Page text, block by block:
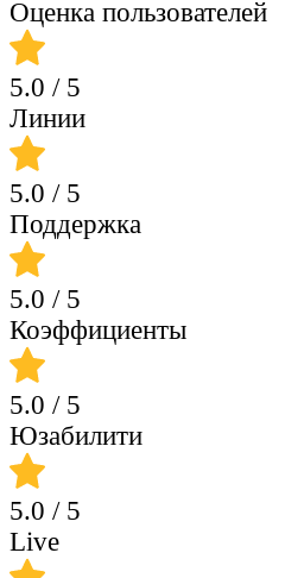
Оценка пользователей
5.0 / 5
Линии
5.0 / 5
Поддержка
5.0 / 5
Коэффициенты
5.0 / 5
Юзабилити
5.0 / 5
Live